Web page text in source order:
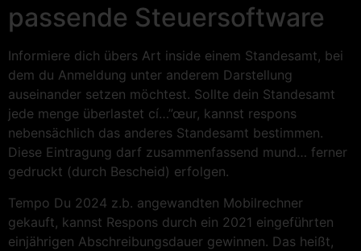
passende Steuersoftware
Informiere dich übers Art inside einem Standesamt, bei
dem du Anmeldung unter anderem Darstellung
auseinander setzen möchtest. Sollte dein Standesamt
jede menge überlastet cí…”œur, kannst respons
nebensächlich das anderes Standesamt bestimmen.
Diese Eintragung darf zusammenfassend mund… ferner
gedruckt (durch Bescheid) erfolgen.
Tempo Du 2024 z.b. angewandten Mobilrechner
gekauft, kannst Respons durch ein 2021 eingeführten
einjährigen Abschreibungsdauer gewinnen. Das heißt,